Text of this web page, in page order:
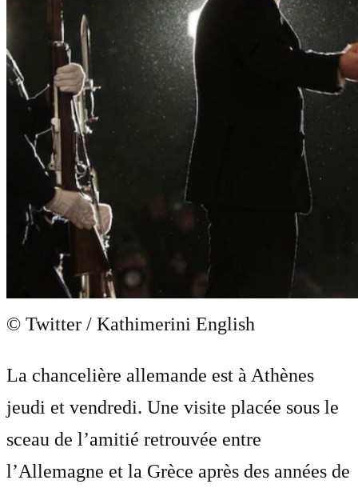
© Twitter / Kathimerini English
La chancelière allemande est à Athènes
jeudi et vendredi. Une visite placée sous le
sceau de l’amitié retrouvée entre
l’Allemagne et la Grèce après des années de